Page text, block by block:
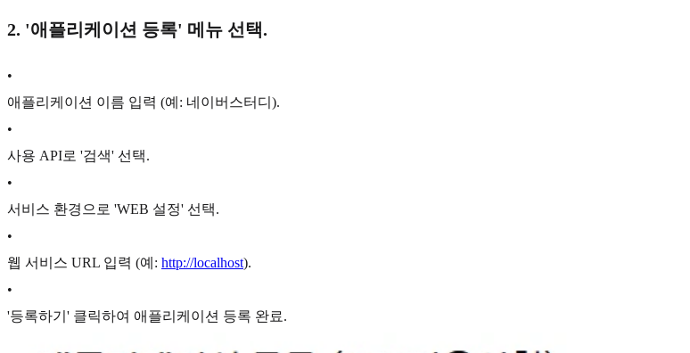
2. '애플리케이션 등록' 메뉴 선택.
•
애플리케이션 이름 입력 (예: 네이버스터디).
•
사용 API로 '검색' 선택.
•
서비스 환경으로 'WEB 설정' 선택.
•
웹 서비스 URL 입력 (예: http://localhost).
•
'등록하기' 클릭하여 애플리케이션 등록 완료.